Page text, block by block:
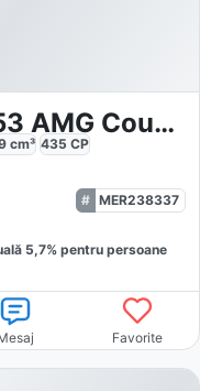
Mercedes-Benz GLE 53 AMG Coupe EQ Boost 4Matic+ SPEEDSHIFT TCT 9G
cm³ 435 CP
MER238337
5,7% pentru persoane
Favorite